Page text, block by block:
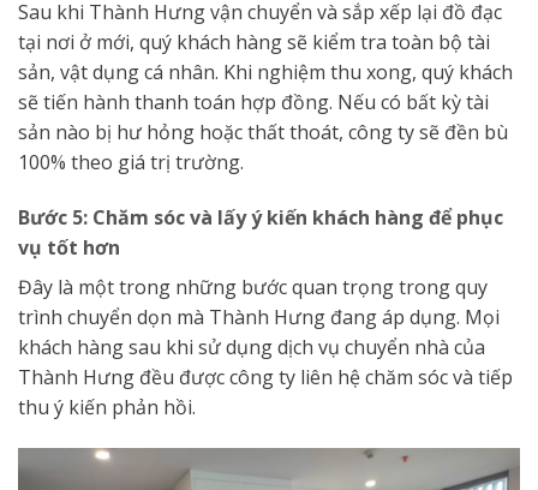
Sau khi Thành Hưng vận chuyển và sắp xếp lại đồ đạc
tại nơi ở mới, quý khách hàng sẽ kiểm tra toàn bộ tài
sản, vật dụng cá nhân. Khi nghiệm thu xong, quý khách
sẽ tiến hành thanh toán hợp đồng. Nếu có bất kỳ tài
sản nào bị hư hỏng hoặc thất thoát, công ty sẽ đền bù
100% theo giá trị trường.
Bước 5: Chăm sóc và lấy ý kiến khách hàng để phục
vụ tốt hơn
Đây là một trong những bước quan trọng trong quy
trình chuyển dọn mà Thành Hưng đang áp dụng. Mọi
khách hàng sau khi sử dụng dịch vụ chuyển nhà của
Thành Hưng đều được công ty liên hệ chăm sóc và tiếp
thu ý kiến phản hồi.